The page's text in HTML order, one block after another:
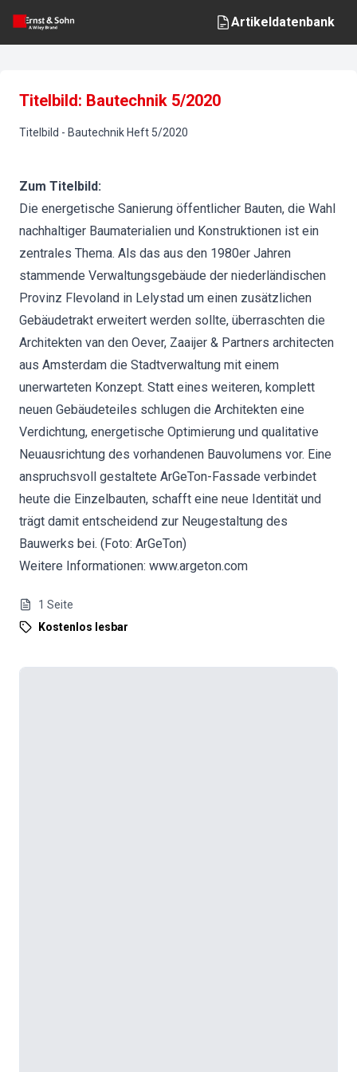
Artikeldatenbank
Titelbild: Bautechnik 5/2020
Titelbild - Bautechnik Heft 5/2020
Zum Titelbild:
Die energetische Sanierung öffentlicher Bauten, die Wahl
nachhaltiger Baumaterialien und Konstruktionen ist ein
zentrales Thema. Als das aus den 1980er Jahren
stammende Verwaltungsgebäude der niederländischen
Provinz Flevoland in Lelystad um einen zusätzlichen
Gebäudetrakt erweitert werden sollte, überraschten die
Architekten van den Oever, Zaaijer & Partners architecten
aus Amsterdam die Stadtverwaltung mit einem
unerwarteten Konzept. Statt eines weiteren, komplett
neuen Gebäudeteiles schlugen die Architekten eine
Verdichtung, energetische Optimierung und qualitative
Neuausrichtung des vorhandenen Bauvolumens vor. Eine
anspruchsvoll gestaltete ArGeTon-Fassade verbindet
heute die Einzelbauten, schafft eine neue Identität und
trägt damit entscheidend zur Neugestaltung des
Bauwerks bei. (Foto: ArGeTon)
Weitere Informationen: www.argeton.com
1 Seite
Kostenlos lesbar